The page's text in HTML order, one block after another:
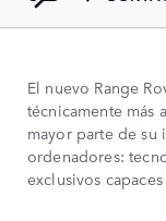
El nuevo Range
técnicamente más
mayor parte de su
ordenadores:
exclusivos